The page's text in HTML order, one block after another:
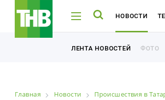
НОВОСТИ
ЛЕНТА НОВОСТЕЙ ФОТО
ТНВ-ТАТАРСТАН ТНВ-
ЛЕНТА НОВОСТЕЙ ФОТО
Главная Новости Происшествия в